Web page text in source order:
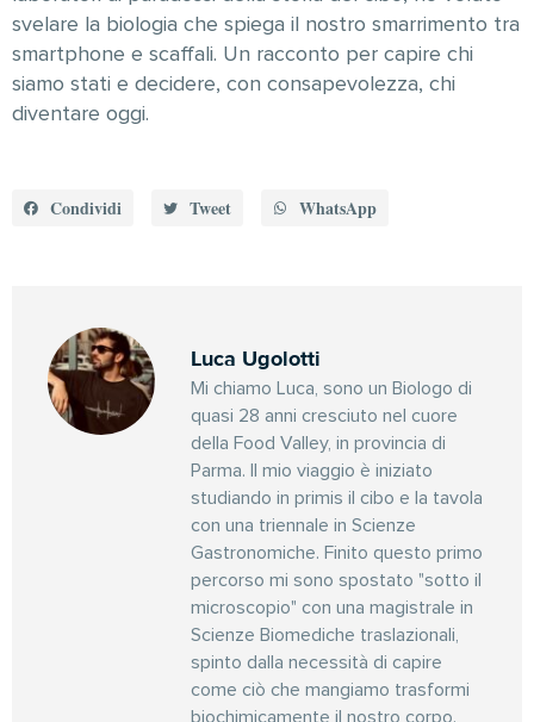
svelare la biologia che spiega il nostro smarrimento tra
smartphone e scaffali. Un racconto per capire chi
siamo stati e decidere, con consapevolezza, chi
diventare oggi.
Condividi Tweet WhatsApp
Luca Ugolotti
Mi chiamo Luca, sono un Biologo di
quasi 28 anni cresciuto nel cuore
della Food Valley, in provincia di
Parma. Il mio viaggio è iniziato
studiando in primis il cibo e la tavola
con una triennale in Scienze
Gastronomiche. Finito questo primo
percorso mi sono spostato "sotto il
microscopio" con una magistrale in
Scienze Biomediche traslazionali,
spinto dalla necessità di capire
come ciò che mangiamo trasformi
biochimicamente il nostro corpo.